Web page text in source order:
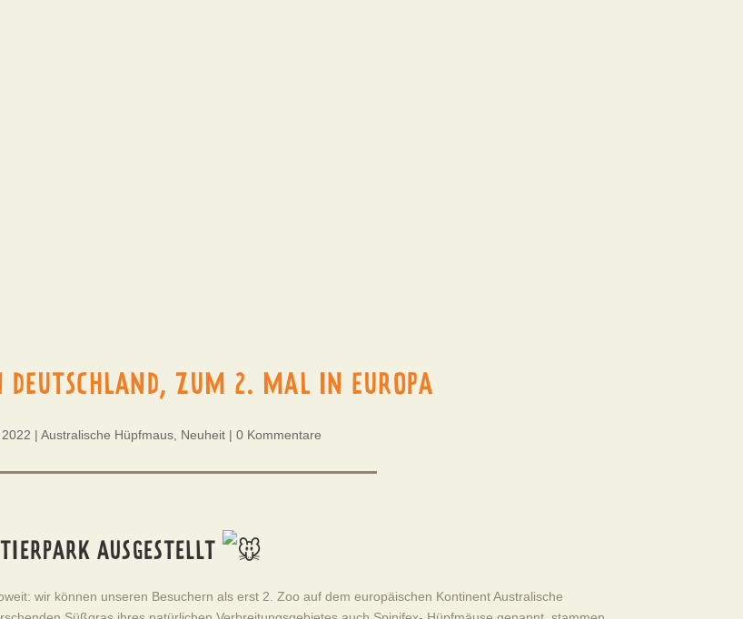
ZUM 2. MAL IN EUROPA
| Australische Hüpfmaus, Neuheit| 0 Kommentare
AUSGESTELLT
wir können unseren Besuchern als erst 2. Zoo auf dem europäischen Kontinent Australische